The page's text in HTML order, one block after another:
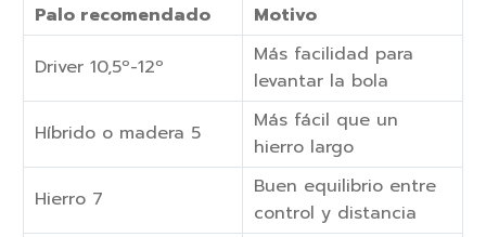
Palo recomendado
Motivo
Driver 10,5º-12º
Más facilidad para
levantar la bola
Híbrido o madera 5
Más fácil que un
hierro largo
Hierro 7
Buen equilibrio entre
control y distancia